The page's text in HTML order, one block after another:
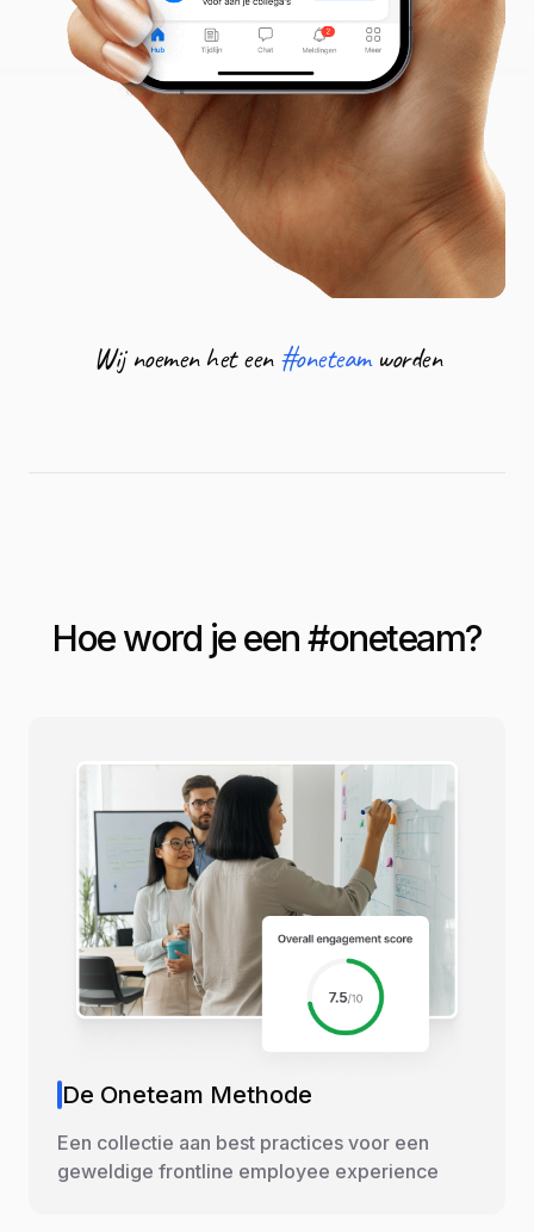
Wij noemen het een #oneteam worden
Hoe word je een #oneteam?
De Oneteam Methode
Een collectie aan best practices voor een
geweldige frontline employee experience